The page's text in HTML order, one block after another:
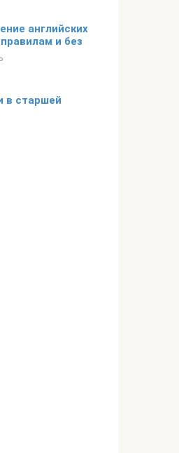
английских
и без
в старшей